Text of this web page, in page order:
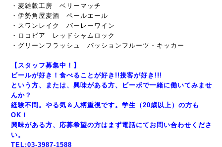
・麦雑穀工房 ベリーマッチ
・伊勢角屋麦酒 ペールエール
・スワンレイク バーレーワイン
・ロコビア レッドシャムロック
・グリーンフラッシュ パッションフルーツ・キッカー
【スタッフ募集中！】
ビールが好き！食べることが好き!!接客が好き!!!
という方、または、興味がある方、ビーボで一緒に働いてみませ
んか？
経験不問。やる気＆人柄重視です。学生（20歳以上）の方も
OK！
興味がある方、応募希望の方はまず電話にてお問い合わせくださ
い。
TEL:03-3987-1588